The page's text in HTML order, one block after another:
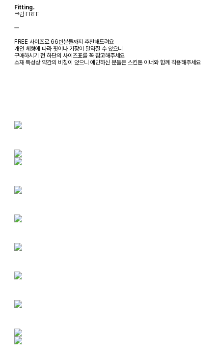
Fitting.
크림 FREE
ㅡ
FREE 사이즈로 66반분들까지 추천해드려요
개인 체형에 따라 핏이나 기장이 달라질 수 있으니
구매하시기 전 하단의 사이즈표를 꼭 참고해주세요
소재 특성상 약간의 비침이 있으니 예민하신 분들은 스킨톤 이너와 함께 착용해주세요